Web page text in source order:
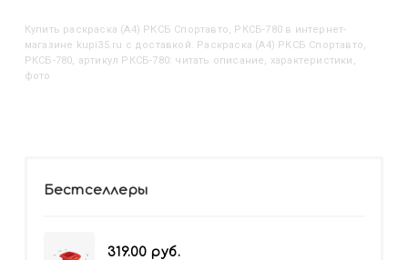
Купить Раскраска (А4) РКСБ Спортавто, РКСБ-780 в интернет-
магазине kupi35.ru с доставкой. Раскраска (А4) РКСБ Спортавто,
РКСБ-780, артикул РКСБ-780: читать описание, характеристики,
фото
Бестселлеры
319.00 руб.